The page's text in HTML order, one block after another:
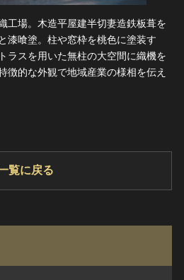
工場。木造平屋建半切妻造鉄板葺を
漆喰塗。柱や窓枠を桃色に塗装す
ラスを用いた無柱の大空間に織機を
徴的な外観で地域産業の様相を伝え
覧に戻る